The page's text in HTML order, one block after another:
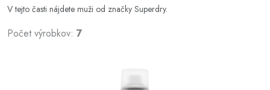
V tejto časti nájdete muži od značky Superdry.
Počet výrobkov: 7